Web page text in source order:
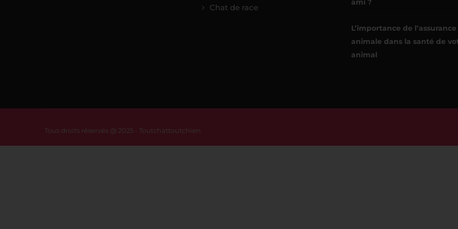
Chat de race
ami ?
L’importance de
animale dans la santé de
animal
Tous droits réservés @ 2025 - Toutchattoutchien